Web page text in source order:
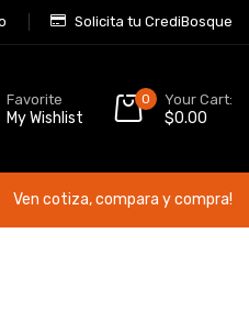
Solicita tu CrediBosque
Favorite
My Wishlist
0 Your Cart:
$0.00
Ven cotiza, compara y compra!